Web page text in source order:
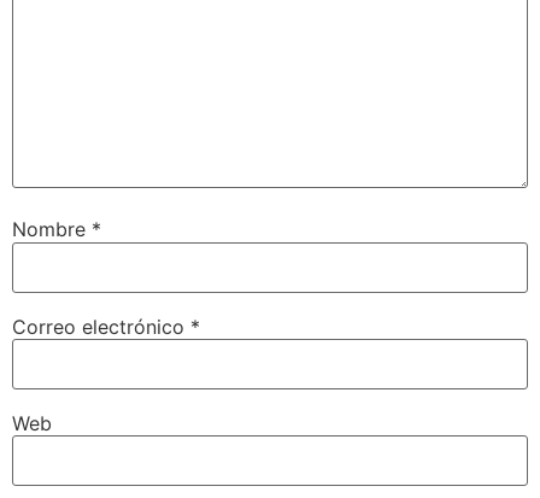
Nombre *
Correo electrónico *
Web